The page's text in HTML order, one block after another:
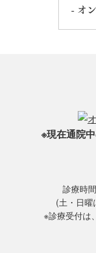
オ
※現在通院
診療時
(土・日
※診療受付は